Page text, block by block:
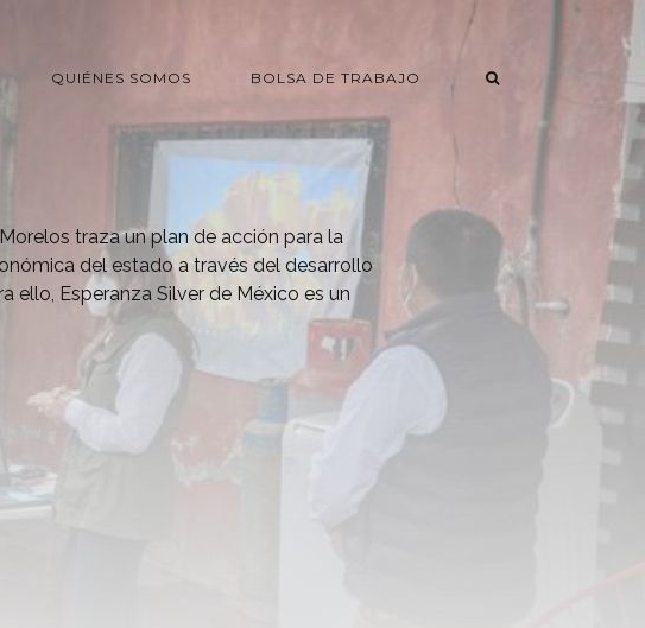
QUIÉNES SOMOS BOLSA DE TRABAJO
traza un plan de acción para la
del estado a través del desarrollo
ello, Esperanza Silver de México es un